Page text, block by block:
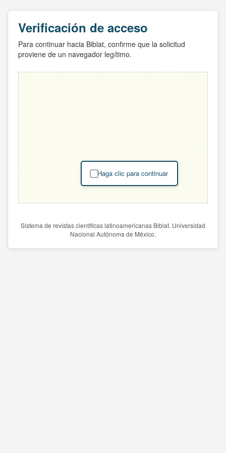
Verificación de acceso
Para continuar hacia Biblat, confirme que la solicitud
proviene de un navegador legítimo.
Haga clic para continuar
Sistema de revistas científicas latinoamericanas Biblat. Universidad
Nacional Autónoma de México.